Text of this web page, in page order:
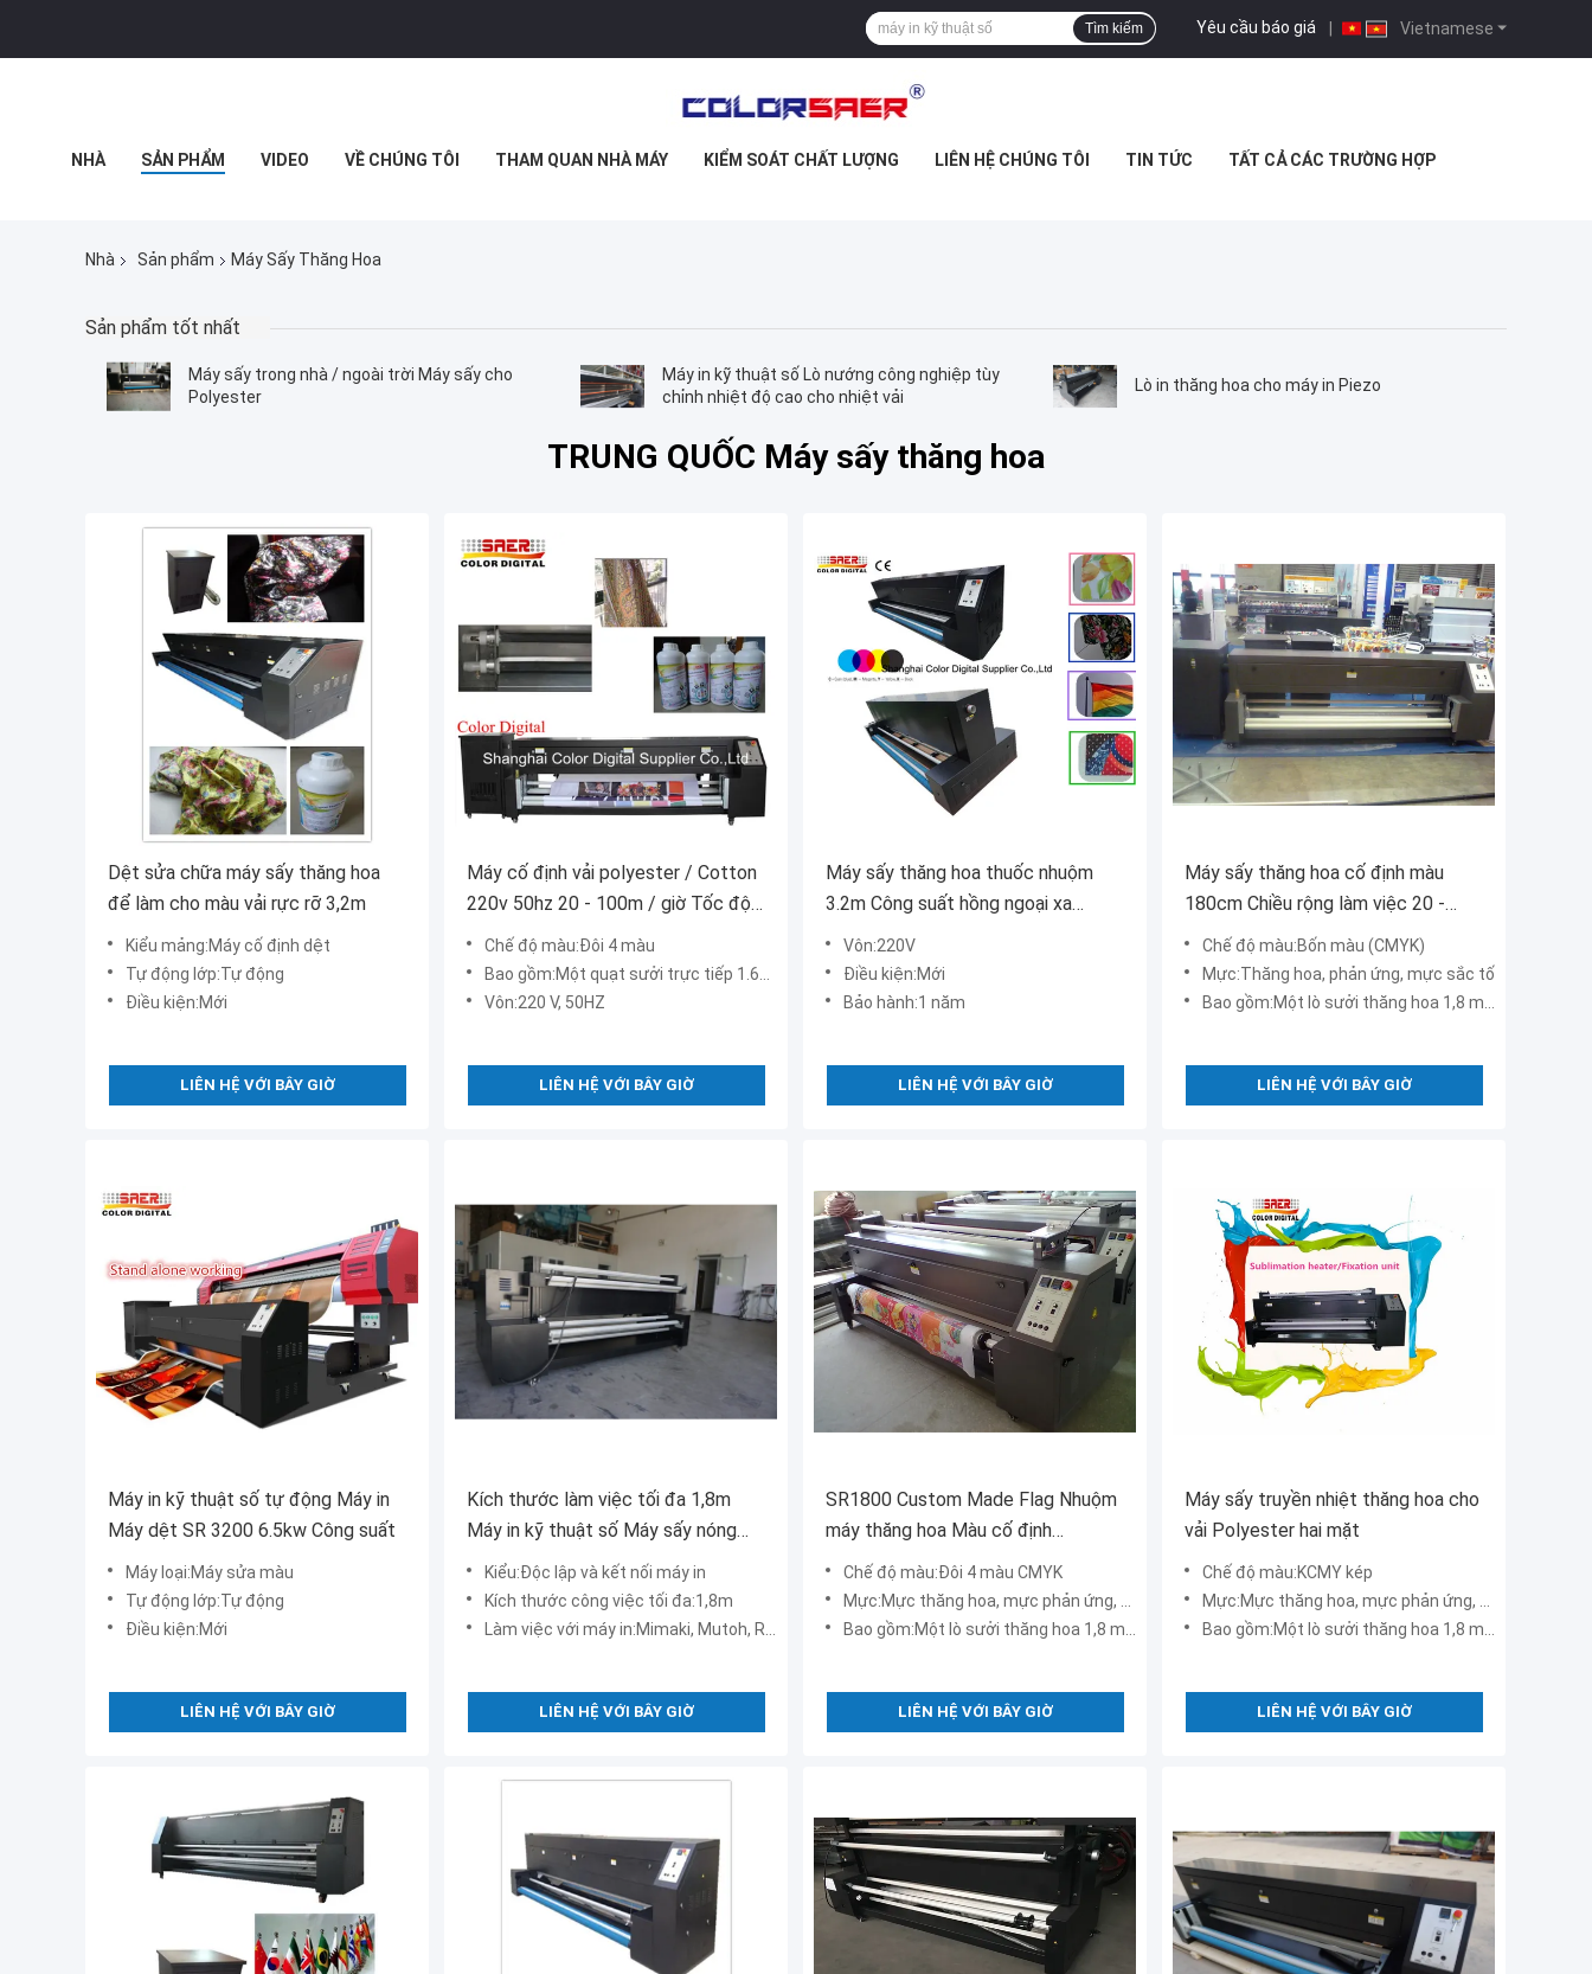
Vietnamese
Yêu cầu báo giá |
Tìm kiếm
NHÀ SẢN PHẨM VIDEO VỀ CHÚNG TÔI THAM QUAN NHÀ MÁY KIỂM SOÁT CHẤT LƯỢNG LIÊN HỆ CHÚNG TÔI TIN TỨC TẤT CẢ CÁC TRƯỜNG HỢP
Nhà Sản phẩm Máy Sấy Thăng Hoa
Sản phẩm tốt nhất
Máy sấy trong nhà / ngoài trời Máy sấy cho
Polyester
Máy in kỹ thuật số Lò nướng công nghiệp tùy
chỉnh nhiệt độ cao cho nhiệt vải
Lò in thăng hoa cho máy in Piezo
TRUNG QUỐC Máy sấy thăng hoa
Dệt sửa chữa máy sấy thăng hoa
để làm cho màu vải rực rỡ 3,2m
Kiểu mảng:Máy cố định dệt
Tự động lớp:Tự động
Điều kiện:Mới
LIÊN HỆ VỚI BÂY GIỜ
Máy cố định vải polyester / Cotton
220v 50hz 20 - 100m / giờ Tốc độ
làm việc
Chế độ màu:Đôi 4 màu
Bao gồm:Một quạt sưởi trực tiếp 1.6m và một quạt lọc
Vôn:220 V, 50HZ
LIÊN HỆ VỚI BÂY GIỜ
Máy sấy thăng hoa thuốc nhuộm
3.2m Công suất hồng ngoại xa
4,5KW với chứng nhận CE
Vôn:220V
Điều kiện:Mới
Bảo hành:1 năm
LIÊN HỆ VỚI BÂY GIỜ
Máy sấy thăng hoa cố định màu
180cm Chiều rộng làm việc 20 -
100m / giờ Tốc độ in
Chế độ màu:Bốn màu (CMYK)
Mực:Thăng hoa, phản ứng, mực sắc tố
Bao gồm:Một lò sưởi thăng hoa 1,8 m và một quạt lọc
LIÊN HỆ VỚI BÂY GIỜ
Máy in kỹ thuật số tự động Máy in
Máy dệt SR 3200 6.5kw Công suất
Máy loại:Máy sửa màu
Tự động lớp:Tự động
Điều kiện:Mới
LIÊN HỆ VỚI BÂY GIỜ
Kích thước làm việc tối đa 1,8m
Máy in kỹ thuật số Máy sấy nóng
Máy cuộn để cuộn
Kiểu:Độc lập và kết nối máy in
Kích thước công việc tối đa:1,8m
Làm việc với máy in:Mimaki, Mutoh, Roland và máy in khác
LIÊN HỆ VỚI BÂY GIỜ
SR1800 Custom Made Flag Nhuộm
máy thăng hoa Màu cố định
1800mm Chiều rộng làm việc
Chế độ màu:Đôi 4 màu CMYK
Mực:Mực thăng hoa, mực phản ứng, mực bột màu
Bao gồm:Một lò sưởi thăng hoa 1,8 m và một quạt lọc
LIÊN HỆ VỚI BÂY GIỜ
Máy sấy truyền nhiệt thăng hoa cho
vải Polyester hai mặt
Chế độ màu:KCMY kép
Mực:Mực thăng hoa, mực phản ứng, mực bột màu
Bao gồm:Một lò sưởi thăng hoa 1,8 m với một quạt lọc
LIÊN HỆ VỚI BÂY GIỜ